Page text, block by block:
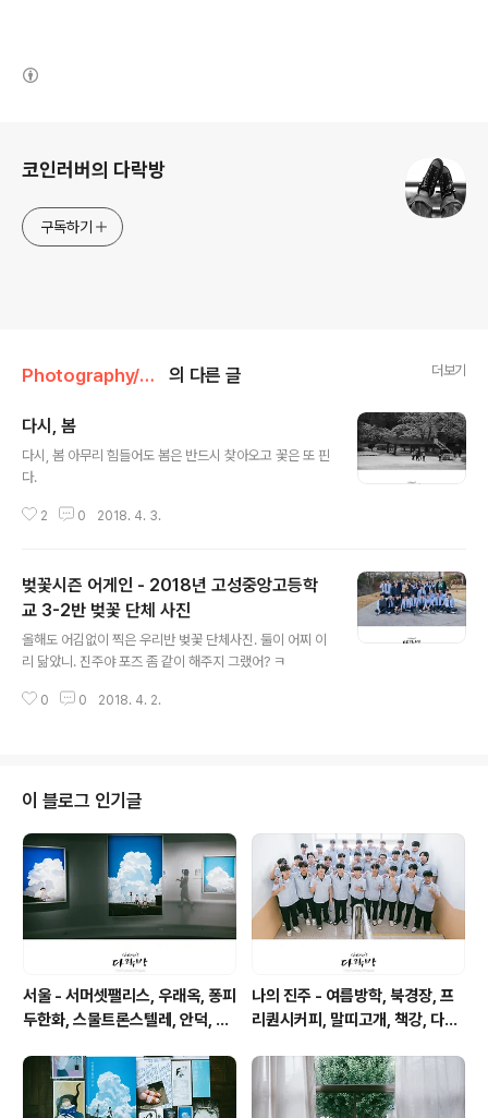
코인러버의 다락방
구독하기
Photography/The third grade 의 다른 글 더보기
다시, 봄
다시, 봄 아무리 힘들어도 봄은 반드시 찾아오고 꽃은 또 핀
다.
2 0 2018. 4. 3.
벚꽃시즌 어게인 - 2018년 고성중앙고등학
교 3-2반 벚꽃 단체 사진
올해도 어김없이 찍은 우리반 벚꽃 단체사진. 둘이 어찌 이
리 닮았니. 진주야 포즈 좀 같이 해주지 그랬어? ㅋ
0 0 2018. 4. 2.
이 블로그 인기글
서울 - 서머셋팰리스, 우래옥, 퐁피
두한화, 스물트론스텔레, 안덕, 위
나의 진주 - 여름방학, 북경장, 프
리퀀시커피, 말띠고개, 책강, 다원,